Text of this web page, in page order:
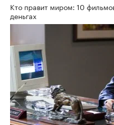
Кто правит миром: 10
деньгах